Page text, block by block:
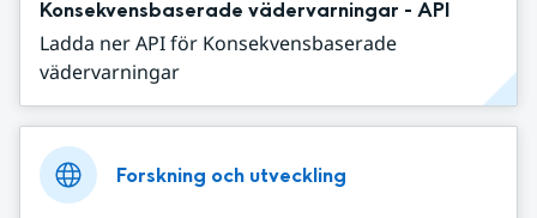
Konsekvensbaserade vädervarningar - API
Ladda ner API för Konsekvensbaserade
vädervarningar
Forskning och utveckling